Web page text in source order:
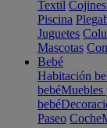
Textil
Piscina
Juguetes
Mascotas
Bebé
Habitación
bebéMuebles
bebé
Paseo Coche